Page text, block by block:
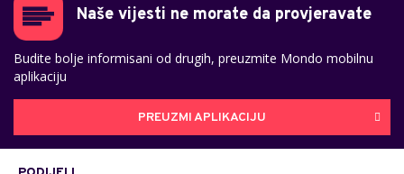
Naše vijesti ne morate da provjeravate
Budite bolje informisani od drugih, preuzmite Mondo mobilnu
aplikaciju
PREUZMI APLIKACIJU